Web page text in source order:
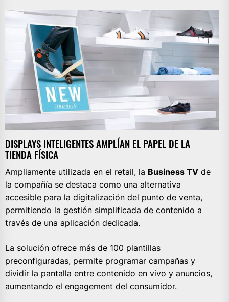
DISPLAYS INTELIGENTES AMPLÍAN EL PAPEL DE LA
TIENDA FÍSICA
Ampliamente utilizada en el retail, la Business TV de
la compañía se destaca como una alternativa
accesible para la digitalización del punto de venta,
permitiendo la gestión simplificada de contenido a
través de una aplicación dedicada.
La solución ofrece más de 100 plantillas
preconfiguradas, permite programar campañas y
dividir la pantalla entre contenido en vivo y anuncios,
aumentando el engagement del consumidor.